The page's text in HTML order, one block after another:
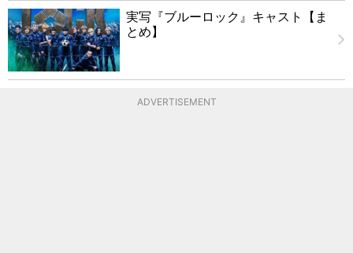
実写『ブルーロック』キャスト【ま
とめ】
ADVERTISEMENT